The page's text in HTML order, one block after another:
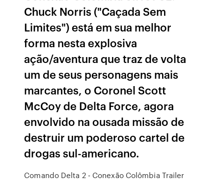
Chuck Norris ("Caçada Sem
Limites") está em sua melhor
forma nesta explosiva
ação/aventura que traz de volta
um de seus personagens mais
marcantes, o Coronel Scott
McCoy de Delta Force, agora
envolvido na ousada missão de
destruir um poderoso cartel de
drogas sul-americano.
Comando Delta 2 - Conexão Colômbia Trailer